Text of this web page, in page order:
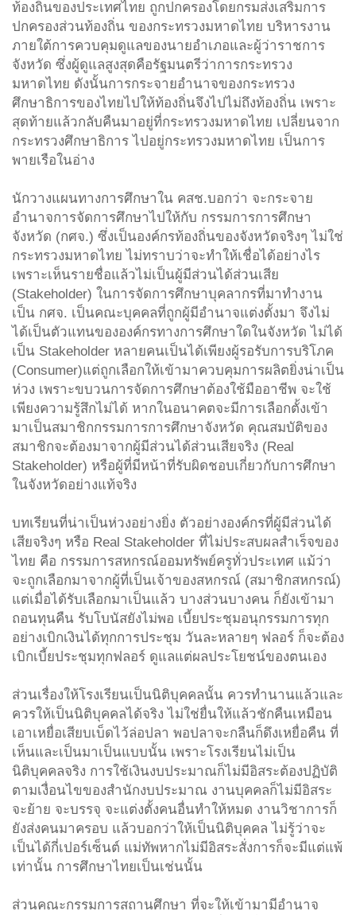
ท้องถิ่นของประเทศไทย ถูกปกครองโดยกรมส่งเสริมการ
ปกครองส่วนท้องถิ่น ของกระทรวงมหาดไทย บริหารงาน
ภายใต้การควบคุมดูแลของนายอำเภอและผู้ว่าราชการ
จังหวัด ซึ่งผู้ดูแลสูงสุดคือรัฐมนตรีว่าการกระทรวง
มหาดไทย ดังนั้นการกระจายอำนาจของกระทรวง
ศึกษาธิการของไทยไปให้ท้องถิ่นจึงไปไม่ถึงท้องถิ่น เพราะ
สุดท้ายแล้วกลับคืนมาอยู่ที่กระทรวงมหาดไทย เปลี่ยนจาก
กระทรวงศึกษาธิการ ไปอยู่กระทรวงมหาดไทย เป็นการ
พายเรือในอ่าง
นักวางแผนทางการศึกษาใน คสช.บอกว่า จะกระจาย
อำนาจการจัดการศึกษาไปให้กับ กรรมการการศึกษา
จังหวัด (กศจ.) ซึ่งเป็นองค์กรท้องถิ่นของจังหวัดจริงๆ ไม่ใช่
กระทรวงมหาดไทย ไม่ทราบว่าจะทำให้เชื่อได้อย่างไร
เพราะเห็นรายชื่อแล้วไม่เป็นผู้มีส่วนได้ส่วนเสีย
(Stakeholder) ในการจัดการศึกษาบุคลากรที่มาทำงาน
เป็น กศจ. เป็นคณะบุคคลที่ถูกผู้มีอำนาจแต่งตั้งมา จึงไม่
ได้เป็นตัวแทนขององค์กรทางการศึกษาใดในจังหวัด ไม่ได้
เป็น Stakeholder หลายคนเป็นได้เพียงผู้รอรับการบริโภค
(Consumer)แต่ถูกเลือกให้เข้ามาควบคุมการผลิตยิ่งน่าเป็น
ห่วง เพราะขบวนการจัดการศึกษาต้องใช้มืออาชีพ จะใช้
เพียงความรู้สึกไม่ได้ หากในอนาคตจะมีการเลือกตั้งเข้า
มาเป็นสมาชิกกรรมการการศึกษาจังหวัด คุณสมบัติของ
สมาชิกจะต้องมาจากผู้มีส่วนได้ส่วนเสียจริง (Real
Stakeholder) หรือผู้ที่มีหน้าที่รับผิดชอบเกี่ยวกับการศึกษา
ในจังหวัดอย่างแท้จริง
บทเรียนที่น่าเป็นห่วงอย่างยิ่ง ตัวอย่างองค์กรที่ผู้มีส่วนได้
เสียจริงๆ หรือ Real Stakeholder ที่ไม่ประสบผลสำเร็จของ
ไทย คือ กรรมการสหกรณ์ออมทรัพย์ครูทั่วประเทศ แม้ว่า
จะถูกเลือกมาจากผู้ที่เป็นเจ้าของสหกรณ์ (สมาชิกสหกรณ์)
แต่เมื่อได้รับเลือกมาเป็นแล้ว บางส่วนบางคน ก็ยังเข้ามา
ถอนทุนคืน รับโบนัสยังไม่พอ เบี้ยประชุมอนุกรรมการทุก
อย่างเบิกเงินได้ทุกการประชุม วันละหลายๆ ฟลอร์ ก็จะต้อง
เบิกเบี้ยประชุมทุกฟลอร์ ดูแลแต่ผลประโยชน์ของตนเอง
ส่วนเรื่องให้โรงเรียนเป็นนิติบุคคลนั้น ควรทำนานแล้วและ
ควรให้เป็นนิติบุคคลได้จริง ไม่ใช่ยื่นให้แล้วชักคืนเหมือน
เอาเหยื่อเสียบเบ็ดไว้ล่อปลา พอปลาจะกลืนก็ดึงเหยื่อคืน ที่
เห็นและเป็นมาเป็นแบบนั้น เพราะโรงเรียนไม่เป็น
นิติบุคคลจริง การใช้เงินงบประมาณก็ไม่มีอิสระต้องปฏิบัติ
ตามเงื่อนไขของสำนักงบประมาณ งานบุคคลก็ไม่มีอิสระ
จะย้าย จะบรรจุ จะแต่งตั้งคนอื่นทำให้หมด งานวิชาการก็
ยังส่งคนมาครอบ แล้วบอกว่าให้เป็นนิติบุคคล ไม่รู้ว่าจะ
เป็นได้กี่เปอร์เซ็นต์ แม่ทัพหากไม่มีอิสระสั่งการก็จะมีแต่แพ้
เท่านั้น การศึกษาไทยเป็นเช่นนั้น
ส่วนคณะกรรมการสถานศึกษา ที่จะให้เข้ามามีอำนาจ